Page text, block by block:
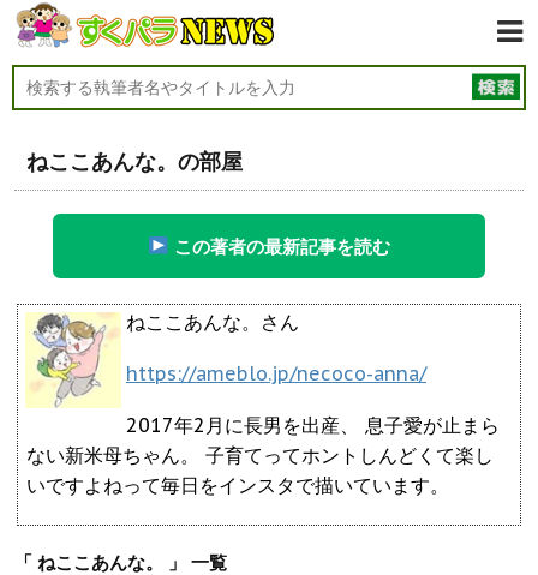
ねここあんな。の部屋
この著者の最新記事を読む
ねここあんな。さん
https://ameblo.jp/necoco-anna/
2017年2月に長男を出産、 息子愛が止まら
ない新米母ちゃん。 子育てってホントしんどくて楽し
いですよねって毎日をインスタで描いています。
「 ねここあんな。 」 一覧